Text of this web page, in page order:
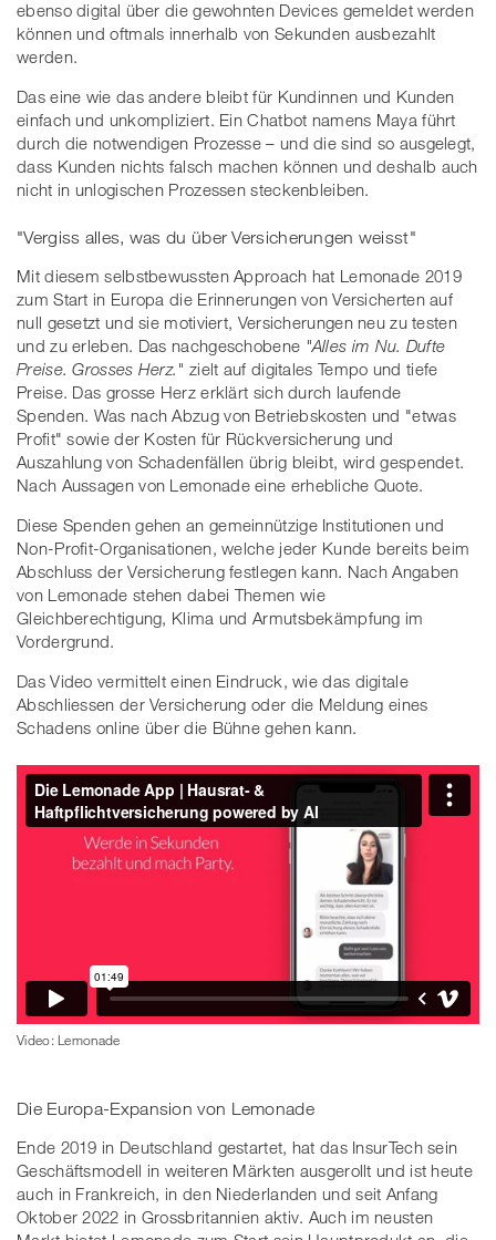
ebenso digital über die gewohnten Devices gemeldet werden
können und oftmals innerhalb von Sekunden ausbezahlt
werden.
Das eine wie das andere bleibt für Kundinnen und Kunden
einfach und unkompliziert. Ein Chatbot namens Maya führt
durch die notwendigen Prozesse – und die sind so ausgelegt,
dass Kunden nichts falsch machen können und deshalb auch
nicht in unlogischen Prozessen steckenbleiben.
"Vergiss alles, was du über Versicherungen weisst"
Mit diesem selbstbewussten Approach hat Lemonade 2019
zum Start in Europa die Erinnerungen von Versicherten auf
null gesetzt und sie motiviert, Versicherungen neu zu testen
und zu erleben. Das nachgeschobene "Alles im Nu. Dufte
Preise. Grosses Herz." zielt auf digitales Tempo und tiefe
Preise. Das grosse Herz erklärt sich durch laufende
Spenden. Was nach Abzug von Betriebskosten und "etwas
Profit" sowie der Kosten für Rückversicherung und
Auszahlung von Schadenfällen übrig bleibt, wird gespendet.
Nach Aussagen von Lemonade eine erhebliche Quote.
Diese Spenden gehen an gemeinnützige Institutionen und
Non-Profit-Organisationen, welche jeder Kunde bereits beim
Abschluss der Versicherung festlegen kann. Nach Angaben
von Lemonade stehen dabei Themen wie
Gleichberechtigung, Klima und Armutsbekämpfung im
Vordergrund.
Das Video vermittelt einen Eindruck, wie das digitale
Abschliessen der Versicherung oder die Meldung eines
Schadens online über die Bühne gehen kann.
Video: Lemonade
Die Europa-Expansion von Lemonade
Ende 2019 in Deutschland gestartet, hat das InsurTech sein
Geschäftsmodell in weiteren Märkten ausgerollt und ist heute
auch in Frankreich, in den Niederlanden und seit Anfang
Oktober 2022 in Grossbritannien aktiv. Auch im neusten